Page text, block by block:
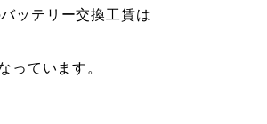
ッテリー交換工賃は
っています。